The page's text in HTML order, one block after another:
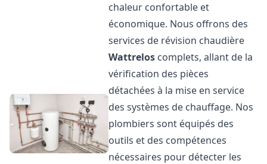
chaleur confortable et
économique. Nous offrons des
services de révision chaudière
Wattrelos complets, allant de la
vérification des pièces
détachées à la mise en service
des systèmes de chauffage. Nos
plombiers sont équipés des
outils et des compétences
nécessaires pour détecter les